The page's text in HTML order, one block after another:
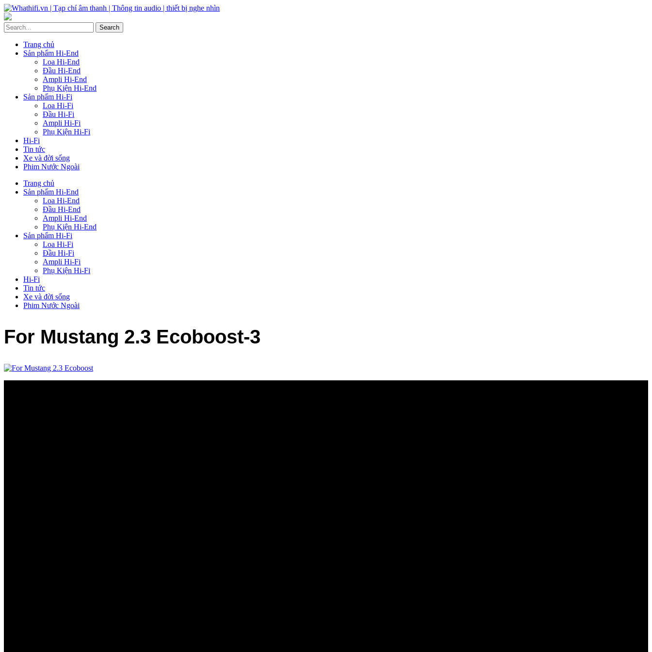
Trang chủ
Sản phẩm Hi-End
Loa Hi-End
Đầu Hi-End
Ampli Hi-End
Phụ Kiện Hi-End
Sản phẩm Hi-Fi
Loa Hi-Fi
Đầu Hi-Fi
Ampli Hi-Fi
Phụ Kiện Hi-Fi
Hi-Fi
Tin tức
Xe và đời sống
Phim Nước Ngoài
Trang chủ
Sản phẩm Hi-End
Loa Hi-End
Đầu Hi-End
Ampli Hi-End
Phụ Kiện Hi-End
Sản phẩm Hi-Fi
Loa Hi-Fi
Đầu Hi-Fi
Ampli Hi-Fi
Phụ Kiện Hi-Fi
Hi-Fi
Tin tức
Xe và đời sống
Phim Nước Ngoài
For Mustang 2.3 Ecoboost-3